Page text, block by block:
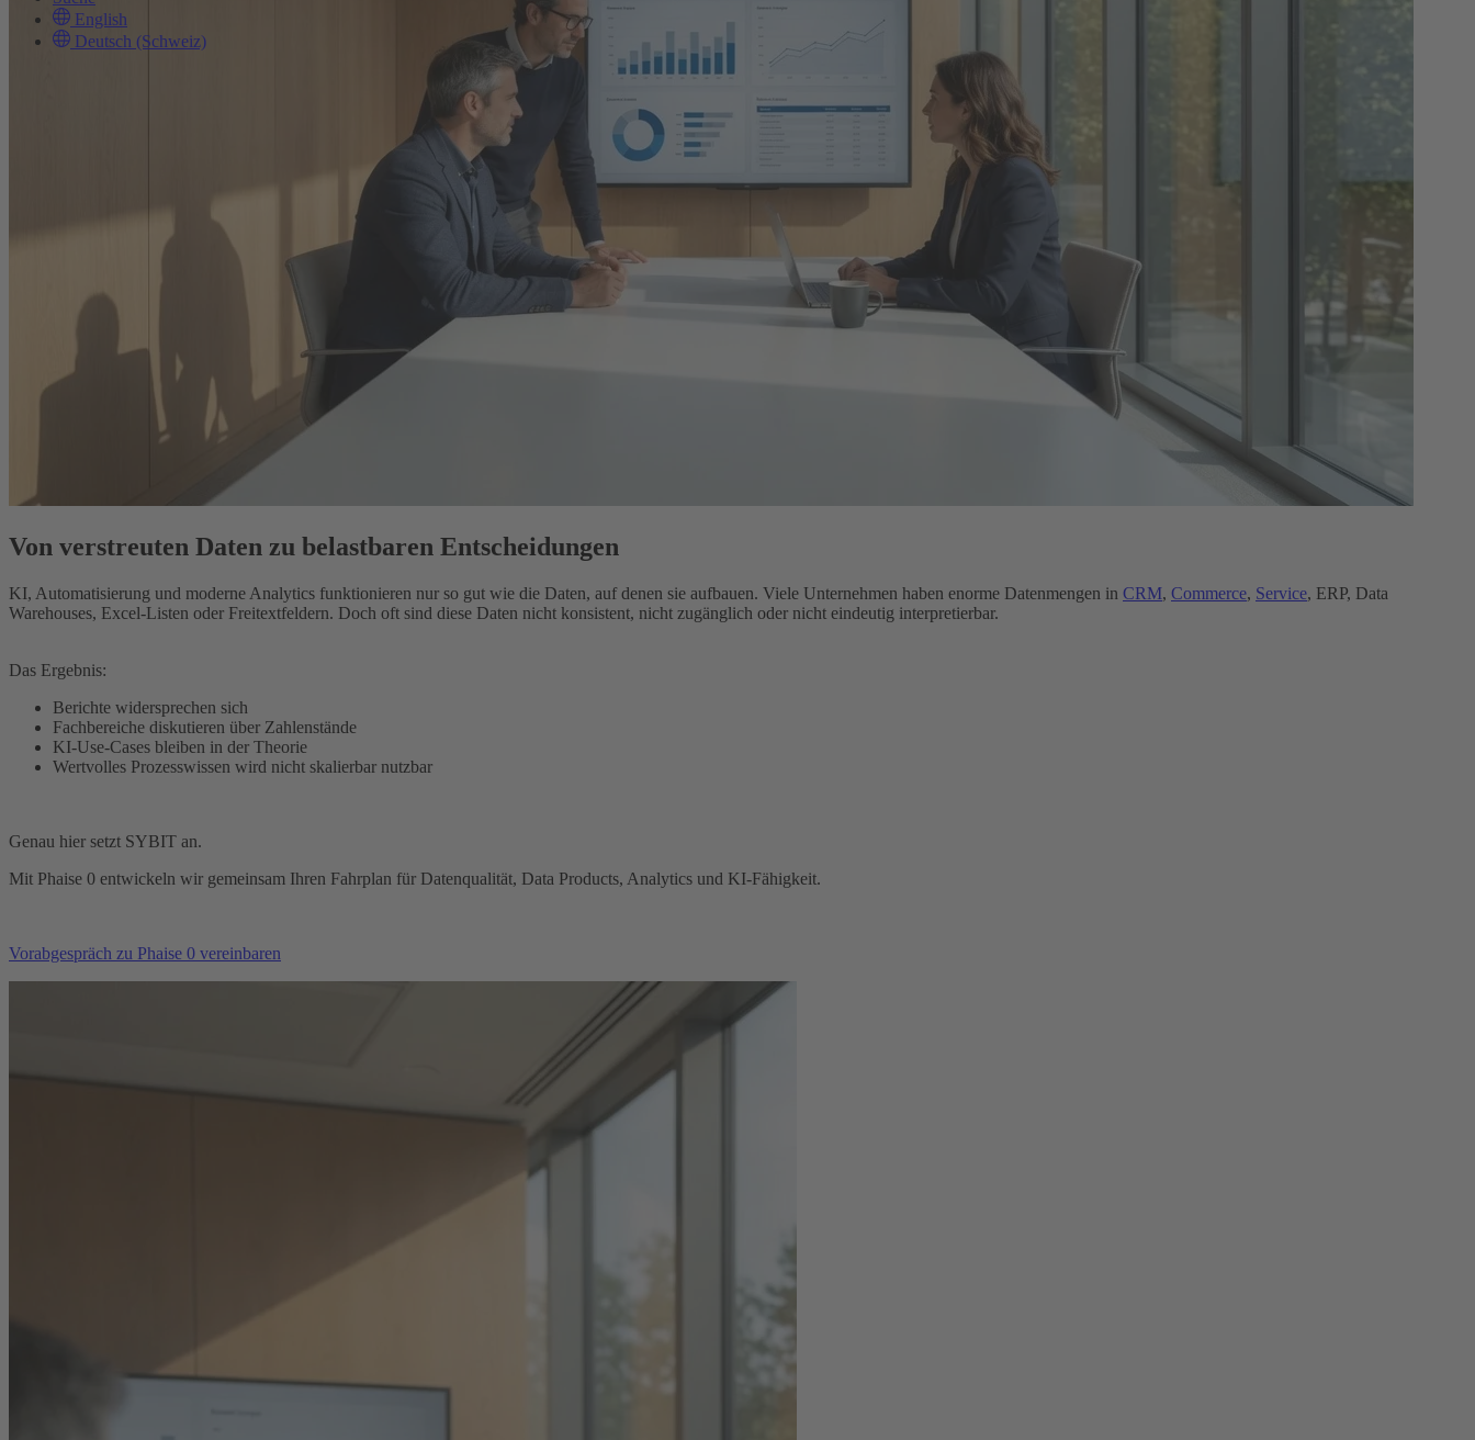
English
Deutsch (Schweiz)
Von verstreuten Daten zu belastbaren Entscheidungen
KI, Automatisierung und moderne Analytics funktionieren nur so gut wie die Daten, auf denen sie aufbauen. Viele Unternehmen haben enorme Datenmengen in CRM, Commerce, Service, ERP, Data
Warehouses, Excel-Listen oder Freitextfeldern. Doch oft sind diese Daten nicht konsistent, nicht zugänglich oder nicht eindeutig interpretierbar.
Das Ergebnis:
Berichte widersprechen sich
Fachbereiche diskutieren über Zahlenstände
KI-Use-Cases bleiben in der Theorie
Wertvolles Prozesswissen wird nicht skalierbar nutzbar
Genau hier setzt SYBIT an.
Mit Phaise 0 entwickeln wir gemeinsam Ihren Fahrplan für Datenqualität, Data Products, Analytics und KI-Fähigkeit.
Vorabgespräch zu Phaise 0 vereinbaren